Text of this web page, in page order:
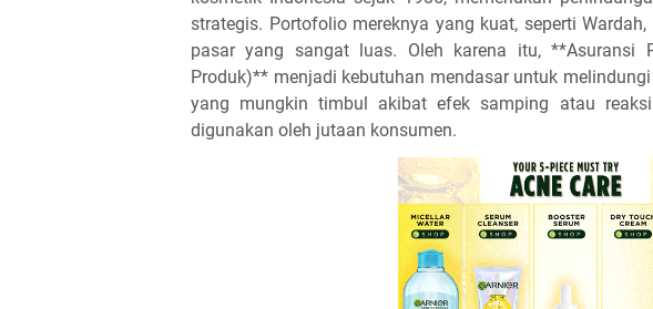
strategis. Portofolio mereknya yang kuat, seperti
pasar yang sangat luas. Oleh karena itu, **Asuransi
Produk)** menjadi kebutuhan mendasar untuk
yang mungkin timbul akibat efek samping atau
digunakan oleh jutaan konsumen.